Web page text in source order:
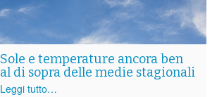
Sole e temperature ancora ben
al di sopra delle medie stagionali
Leggi tutto…